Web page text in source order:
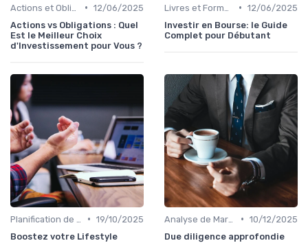
• 12/06/2025
Actions vs Obligations : Quel
Est le Meilleur Choix
d'Investissement pour Vous ?
• 12/06/2025
Investir en Bourse: le Guide
Complet pour Débutant
• 19/10/2025
Boostez votre Lifestyle
• 10/12/2025
Due diligence approfondie